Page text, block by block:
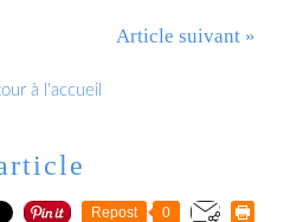
Article suivant »
à l'accueil
Repost 0